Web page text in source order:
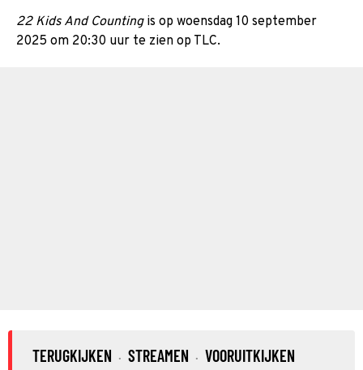
22 Kids And Countingis op woensdag 10 september
2025 om 20:30 uur te zien op TLC.
TERUGKIJKEN · STREAMEN · VOORUITKIJKEN